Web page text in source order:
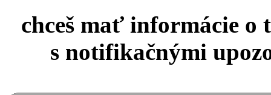
chceš mať informácie o
s notifikačnými